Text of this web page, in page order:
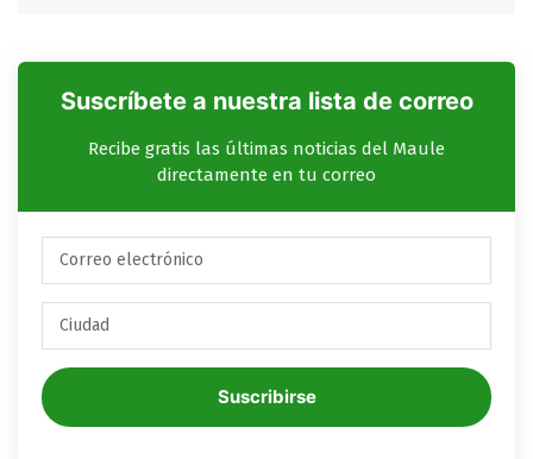
Suscríbete a nuestra lista de correo
Recibe gratis las últimas noticias del Maule
directamente en tu correo
Suscribirse